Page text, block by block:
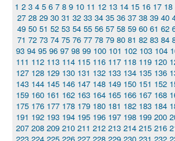
1 2 3 4 5 6 7 8 9 10 11 12 13 14 15 16 17 18
27 28 29 30 31 32 33 34 35 36 37 38 39 40
49 50 51 52 53 54 55 56 57 58 59 60 61 62
71 72 73 74 75 76 77 78 79 80 81 82 83 84
93 94 95 96 97 98 99 100 101 102 103 104
111 112 113 114 115 116 117 118 119 120
127 128 129 130 131 132 133 134 135 136
143 144 145 146 147 148 149 150 151 152
159 160 161 162 163 164 165 166 167 168
175 176 177 178 179 180 181 182 183 184
191 192 193 194 195 196 197 198 199 200
207 208 209 210 211 212 213 214 215 216